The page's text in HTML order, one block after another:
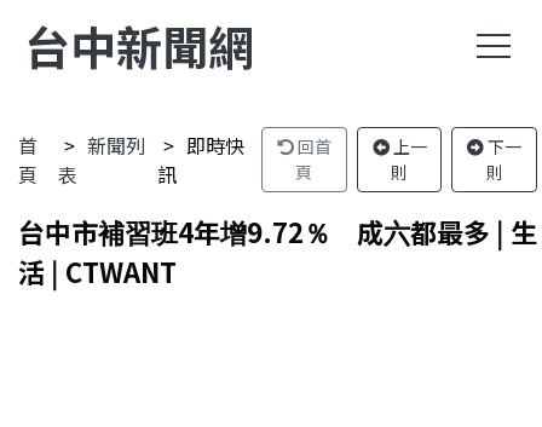
台中新聞網
首
頁
新聞列
表
即時快
訊
回首
頁
上一
則
下一
則
台中市補習班4年增9.72％ 成六都最多 | 生
活 | CTWANT